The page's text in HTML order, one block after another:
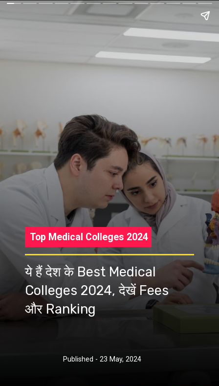
ये हैं देश के Best Medical
Colleges 2024, देखें Fees
और Ranking
Top Medical Colleges 2024
Published - 23 May, 2024